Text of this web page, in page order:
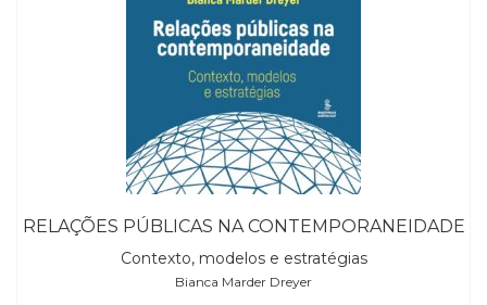
RELAÇÕES PÚBLICAS NA CONTEMPORANEIDADE
Contexto, modelos e estratégias
Bianca Marder Dreyer